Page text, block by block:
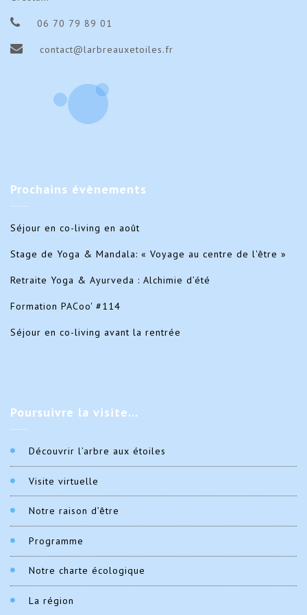
06 70 79 89 01
contact@larbreauxetoiles.fr
Prochains évènements
Séjour en co-living en août
Stage de Yoga & Mandala: « Voyage au centre de l'être »
Retraite Yoga & Ayurveda : Alchimie d’été
Formation PACoo' #114
Séjour en co-living avant la rentrée
Poursuivre la visite…
Découvrir l’arbre aux étoiles
Visite virtuelle
Notre raison d’être
Programme
Notre charte écologique
La région